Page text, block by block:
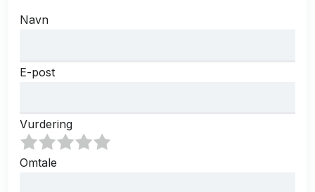
Navn
E-post
Vurdering
Omtale